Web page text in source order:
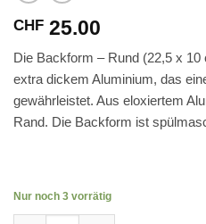
CHF 25.00
Die Backform – Rund (22,5 x
extra dickem Aluminium, das
gewährleistet. Aus eloxiertem
Rand. Die Backform ist
Nur noch 3 vorrätig